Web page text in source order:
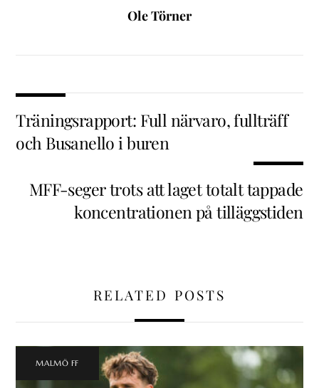
Ole Törner
Träningsrapport: Full närvaro, fullträff
och Busanello i buren
MFF-seger trots att laget totalt tappade
koncentrationen på tilläggstiden
RELATED POSTS
MALMÖ FF